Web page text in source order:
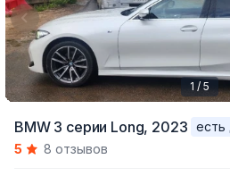
of
1 / 5
BMW 3 серии Long, 2023
есть
5
8 отзывов